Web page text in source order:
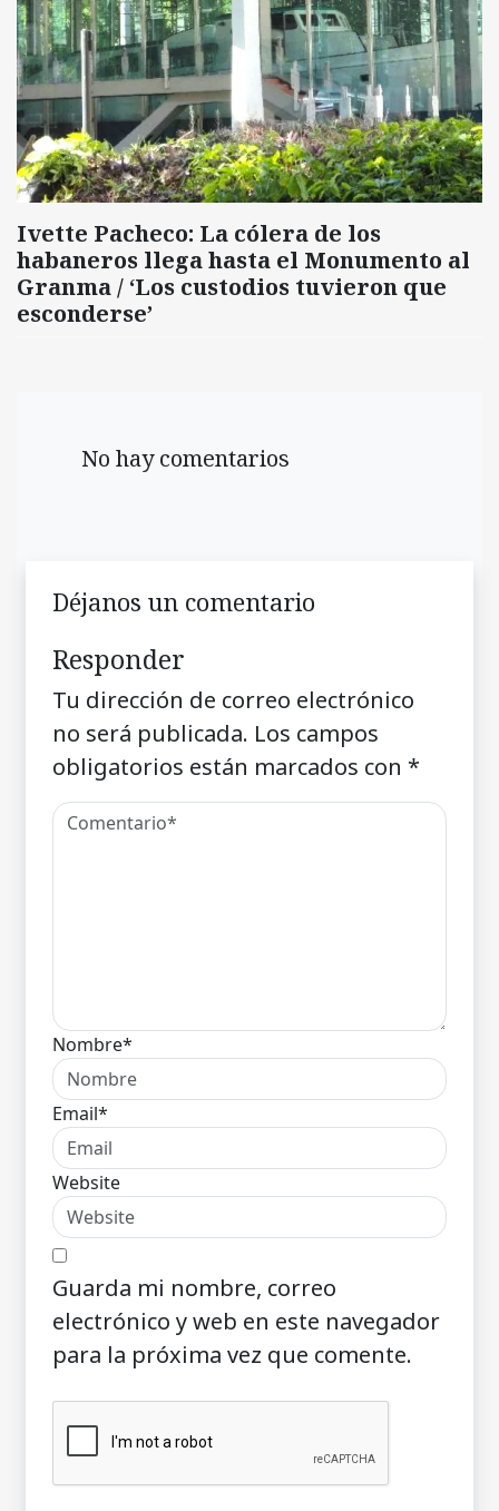
Ivette Pacheco: La cólera de los
habaneros llega hasta el Monumento al
Granma / ‘Los custodios tuvieron que
esconderse’
No hay comentarios
Déjanos un comentario
Responder
Tu dirección de correo electrónico
no será publicada. Los campos
obligatorios están marcados con *
Nombre*
Email*
Website
Guarda mi nombre, correo
electrónico y web en este navegador
para la próxima vez que comente.